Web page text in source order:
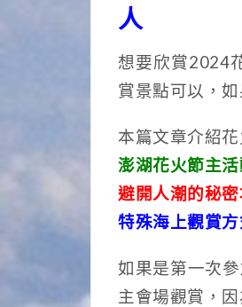
人
想要欣賞2024
賞景點可以，
本篇文章介紹
澎湖花火節主
避開人潮的秘
特殊海上觀賞
如果是第一次
主會場觀賞，